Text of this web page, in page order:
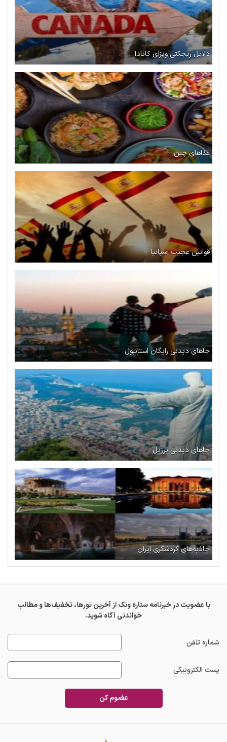
دلایل ریجکتی ویزای کانادا
غذاهای چین
قوانین عجیب اسپانیا
جاهای دیدنی رایگان استانبول
جاهای دیدنی برزیل
جاذبه‌های گردشگری ایران
با عضویت در خبرنامه ستاره ونک از آخرین تورها، تخفیف‌ها و مطالب
خواندنی آگاه شوید.
شماره تلفن
پست الکترونیکی
عضوم کن